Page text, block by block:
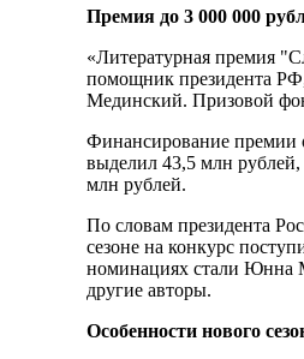
Премия до 3 000 000
«Литературная премия
помощник президента
Мединский. Призовой
Финансирование премии
выделил 43,5 млн
млн рублей.
По словам президента
сезоне на конкурс
номинациях стали Юнна
другие авторы.
Особенности нового